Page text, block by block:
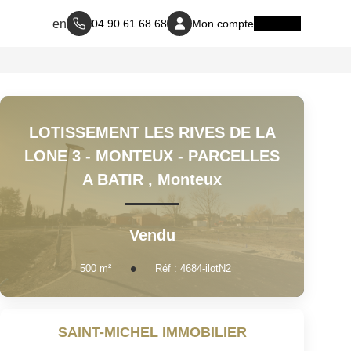
04.90.61.68.68 Mon compte
LOTISSEMENT LES RIVES DE LA
LONE 3 - MONTEUX - PARCELLES
A BATIR , Monteux
Vendu
500 m² Réf : 4684-ilotN2
SAINT-MICHEL IMMOBILIER